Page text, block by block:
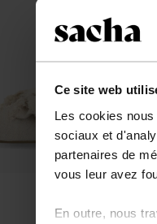
Ce site web
Les cookies
sociaux et
partenaires de
vous leur avez
En outre, nous